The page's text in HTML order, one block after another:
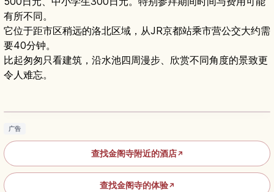
有所不同。
它位于距市区稍远的洛北区域，从JR京都站乘市营公交大约需
要40分钟。
比起匆匆只看建筑，沿水池四周漫步、欣赏不同角度的景致更
令人难忘。
金阁寺京都旅游指南｜必看景点、庭园亮点与交
广告
查找金阁寺附近的酒店↗
查找金阁寺的体验↗